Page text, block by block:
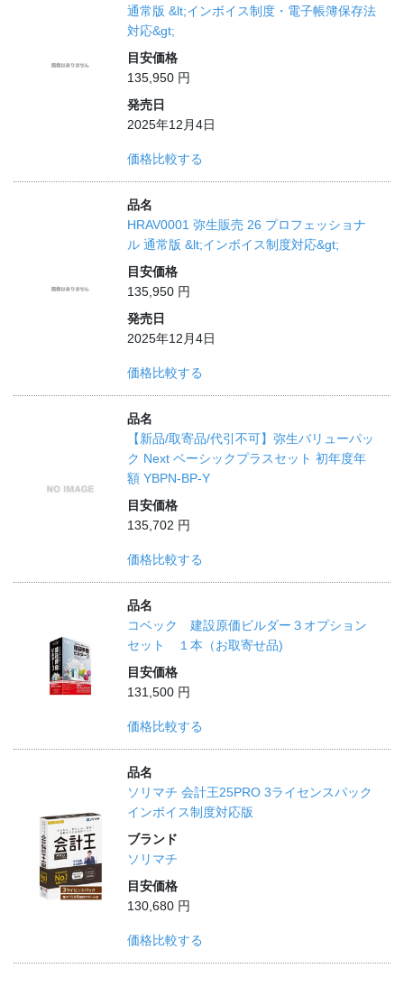
通常版 &lt;インボイス制度・電子帳簿保存法
対応&gt;
目安価格
135,950 円
発売日
2025年12月4日
価格比較する
品名
HRAV0001 弥生販売 26 プロフェッショナ
ル 通常版 &lt;インボイス制度対応&gt;
目安価格
135,950 円
発売日
2025年12月4日
価格比較する
品名
【新品/取寄品/代引不可】弥生バリューパッ
ク Next ベーシックプラスセット 初年度年
額 YBPN-BP-Y
目安価格
135,702 円
価格比較する
品名
コベック 建設原価ビルダー３オプション
セット １本（お取寄せ品)
目安価格
131,500 円
価格比較する
品名
ソリマチ 会計王25PRO 3ライセンスパック
インボイス制度対応版
ブランド
ソリマチ
目安価格
130,680 円
価格比較する